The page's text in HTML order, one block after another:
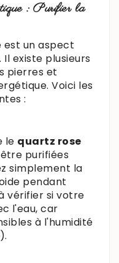
: Purifier la
est un aspect
existe plusieurs
pierres et
Voici les
:
le quartz rose
purifiées
simplement la
pendant
vérifier si votre
l'eau, car
à l'humidité
).